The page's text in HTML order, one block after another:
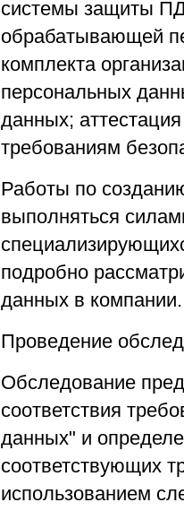
системы защиты
обрабатывающей
комплекта
персональных
данных;
требованиям
Работы по
выполняться
подробно
данных в компании.
Проведение
Обследование
соответствия
данных" и
соответствующих
использованием